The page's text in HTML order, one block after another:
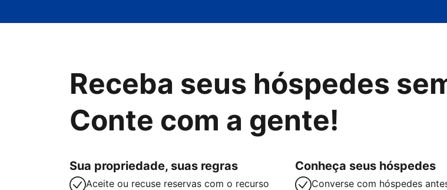
Receba seus hóspedes
Conte com a gente!
Sua propriedade, suas regras
Aceite ou recuse reservas com o recurso
Conheça seus hóspedes
Converse com hóspedes